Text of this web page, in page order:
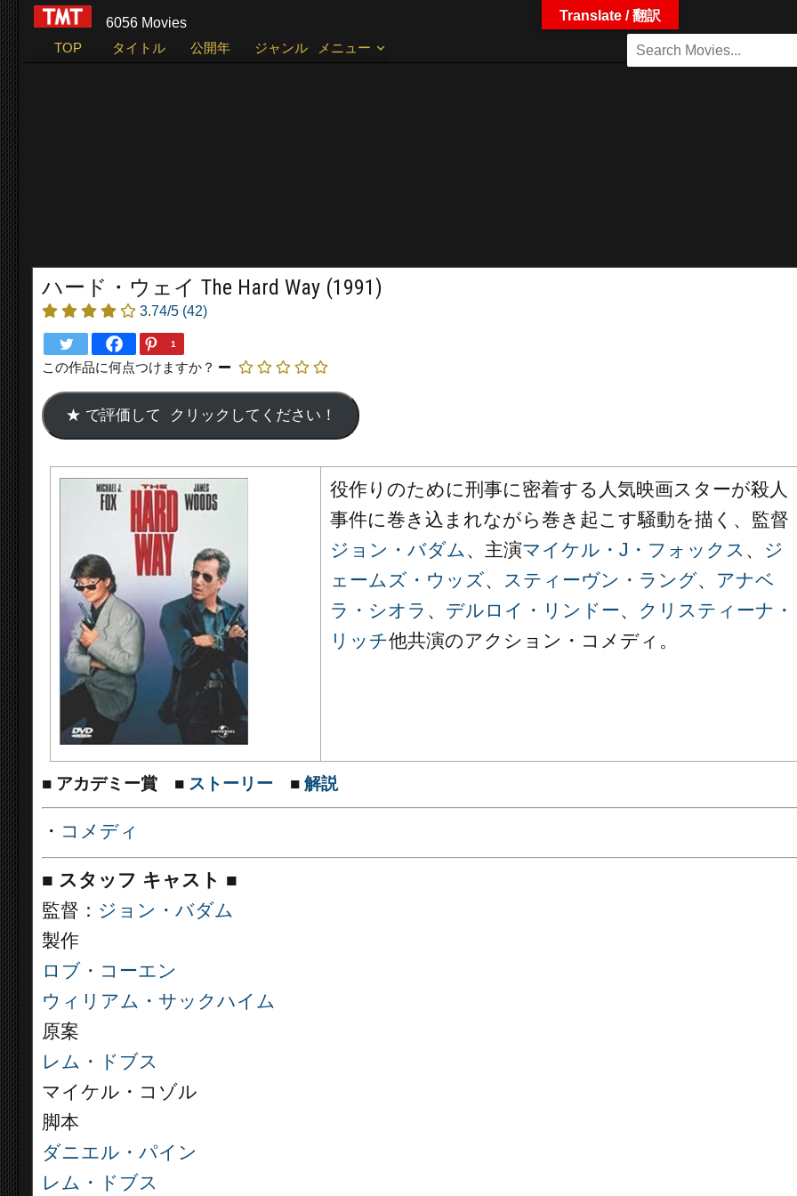
6056 Movies
TOP
タイトル 公開年 ジャンル メニュー
ハード・ウェイ The Hard Way (1991)
3.74/5 (42)
1
この作品に何点つけますか？
役作りのために刑事に密着する人気映画スターが殺人
事件に巻き込まれながら巻き起こす騒動を描く、監督
ジョン・バダム、主演マイケル・J・フォックス 、 ジ
ェームズ・ウッズ、 スティーヴン・ラング、 アナベ
ラ・シオラ 、 デルロイ・リンドー、 クリスティーナ・
リッチ他共演のアクション・コメディ。
■ アカデミー賞 ■ ストーリー ■ 解説
・ コメディ
■ スタッフ キャスト ■
監督： ジョン・バダム
製作
ロブ・コーエン
ウィリアム・サックハイム
原案
レム・ドブス
マイケル・コゾル
脚本
ダニエル・パイン
レム・ドブス
Translate / 翻訳